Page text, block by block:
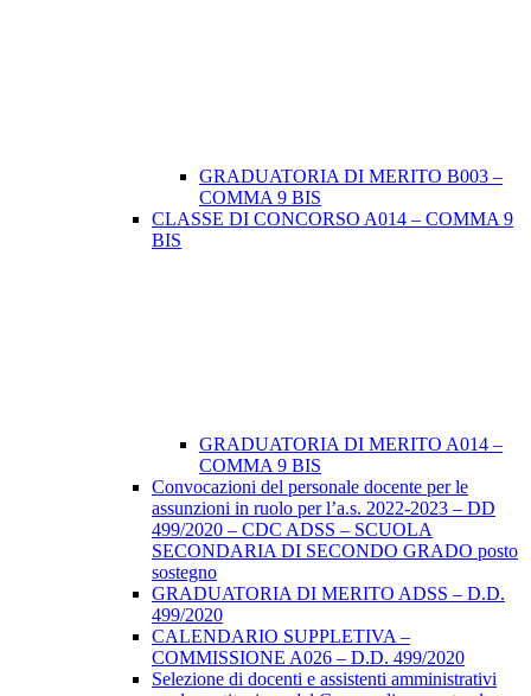
GRADUATORIA DI MERITO B003 –
COMMA 9 BIS
CLASSE DI CONCORSO A014 – COMMA 9
BIS
GRADUATORIA DI MERITO A014 –
COMMA 9 BIS
Convocazioni del personale docente per le
assunzioni in ruolo per l’a.s. 2022-2023 – DD
499/2020 – CDC ADSS – SCUOLA
SECONDARIA DI SECONDO GRADO posto
sostegno
GRADUATORIA DI MERITO ADSS – D.D.
499/2020
CALENDARIO SUPPLETIVA –
COMMISSIONE A026 – D.D. 499/2020
Selezione di docenti e assistenti amministrativi